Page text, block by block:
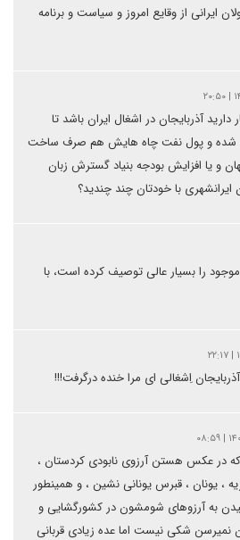
ایرانی از وقایع امروز و سیاست و برنامه
دارید آذربایجان در اشغال ایران باشد تا
شده و پول نفت چاه هایش هم صرف ساخت
و یا افزایش بودجه بنیاد گسترش زبان
با خودتان چند چندید؟
را بسیار عالی توصیف کرده است، با
اِشغالی ای مرا خنده درگرفت!!!
در عکس هستن آرزوی نابودی کردستان ،
، یونان ، قبرس یونانی نشین ، و همینطور
به آرزوهای شومشون در کشورگشایی و
نمیرسن شکی نیست اما عده زیادی قربانی